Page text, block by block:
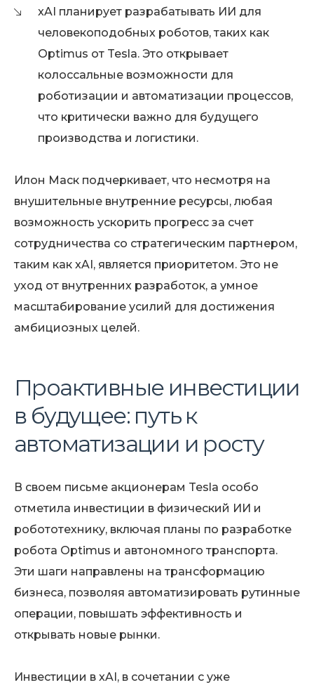
xAI планирует разрабатывать ИИ для
человекоподобных роботов, таких как
Optimus от Tesla. Это открывает
колоссальные возможности для
роботизации и автоматизации процессов,
что критически важно для будущего
производства и логистики.
Илон Маск подчеркивает, что несмотря на
внушительные внутренние ресурсы, любая
возможность ускорить прогресс за счет
сотрудничества со стратегическим партнером,
таким как xAI, является приоритетом. Это не
уход от внутренних разработок, а умное
масштабирование усилий для достижения
амбициозных целей.
Проактивные инвестиции
в будущее: путь к
автоматизации и росту
В своем письме акционерам Tesla особо
отметила инвестиции в физический ИИ и
робототехнику, включая планы по разработке
робота Optimus и автономного транспорта.
Эти шаги направлены на трансформацию
бизнеса, позволяя автоматизировать рутинные
операции, повышать эффективность и
открывать новые рынки.
Инвестиции в xAI, в сочетании с уже